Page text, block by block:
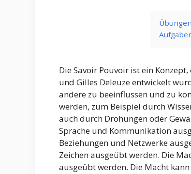
Die Savoir Pouvoir ist ein
und Gilles Deleuze entwickelt
andere zu beeinflussen und zu
werden, zum Beispiel durch
auch durch Drohungen oder
Sprache und Kommunikation
Beziehungen und Netzwerke
Zeichen ausgeübt werden. Die
ausgeübt werden. Die Macht